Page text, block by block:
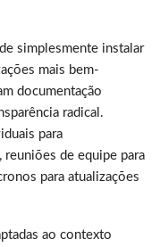
simplesmente instalar
mais bem-
documentação
radical.
para
de equipe para
para atualizações
ao contexto